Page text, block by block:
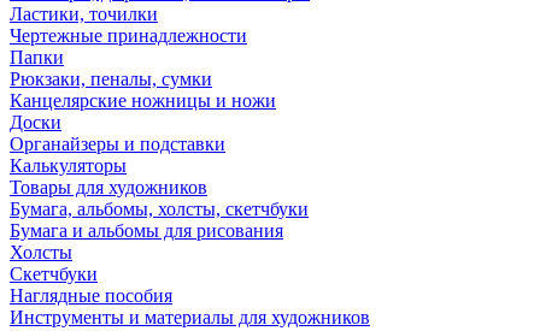
Ластики, точилки
Чертежные принадлежности
Папки
Рюкзаки, пеналы, сумки
Канцелярские ножницы и ножи
Доски
Органайзеры и подставки
Калькуляторы
Товары для художников
Бумага, альбомы, холсты, скетчбуки
Бумага и альбомы для рисования
Холсты
Скетчбуки
Наглядные пособия
Инструменты и материалы для художников